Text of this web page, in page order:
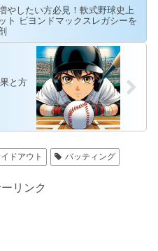
やしたい方必見！軟式野球史上
ト ビヨンドマックスレガシーを
と方
ドアウト バッティング
リンク